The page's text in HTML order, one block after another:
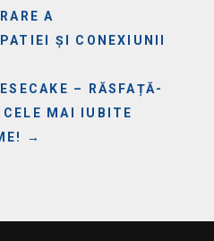
A
ȘI CONEXIUNII
– RĂSFAȚĂ-
MAI IUBITE
→